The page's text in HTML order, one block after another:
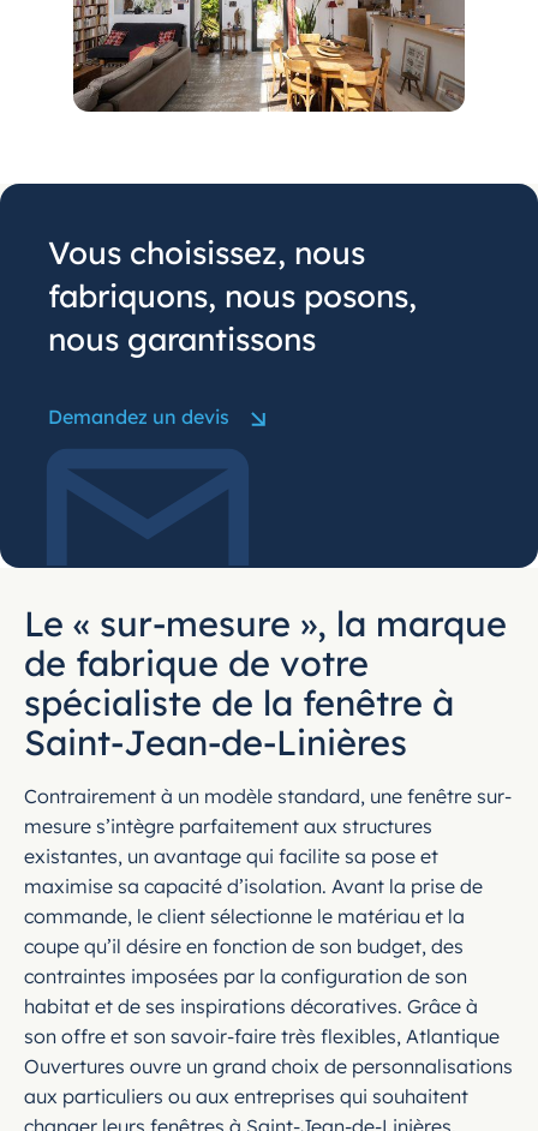
Demandez un devis
Vous choisissez, nous
fabriquons, nous posons,
nous garantissons
Le « sur-mesure », la marque
de fabrique de votre
spécialiste de la fenêtre à
Saint-Jean-de-Linières
Contrairement à un modèle standard, une fenêtre sur-
mesure s’intègre parfaitement aux structures
existantes, un avantage qui facilite sa pose et
maximise sa capacité d’isolation. Avant la prise de
commande, le client sélectionne le matériau et la
coupe qu’il désire en fonction de son budget, des
contraintes imposées par la configuration de son
habitat et de ses inspirations décoratives. Grâce à
son offre et son savoir-faire très flexibles, Atlantique
Ouvertures ouvre un grand choix de personnalisations
aux particuliers ou aux entreprises qui souhaitent
changer leurs fenêtres à Saint-Jean-de-Linières.